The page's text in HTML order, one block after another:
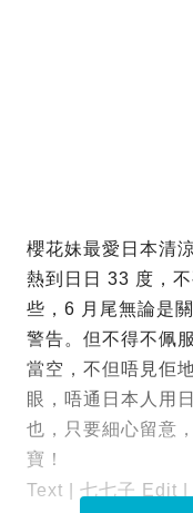
櫻花妹最愛日本清
熱到日日 33 度，
些，6 月尾無論是
警告。但不得不佩
當空，不但唔見佢
眼，唔通日本人用
也，只要細心留意
寶！
Text | 七七子 Edit